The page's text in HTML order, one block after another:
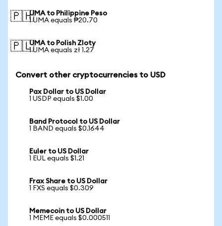
🇵🇭UMA to Philippine Peso
1 UMA equals ₱20.70
🇵🇱UMA to Polish Zloty
1 UMA equals zł 1.27
Convert other cryptocurrencies to USD
Pax Dollar to US Dollar
1 USDP equals $1.00
Band Protocol to US Dollar
1 BAND equals $0.1644
Euler to US Dollar
1 EUL equals $1.21
Frax Share to US Dollar
1 FXS equals $0.309
Memecoin to US Dollar
1 MEME equals $0.000511